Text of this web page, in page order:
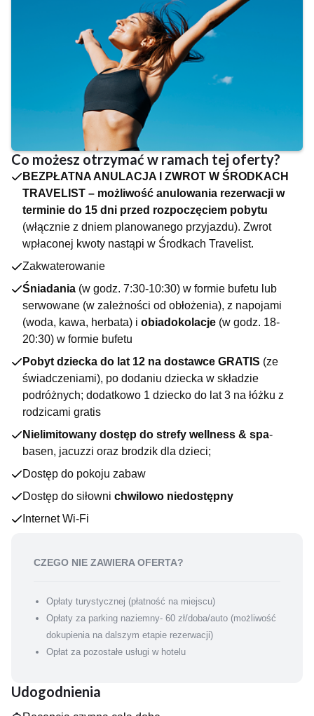
- piłkarzyki oraz zestaw do badmintona
- symulator lotów
DLA NAJMŁODSZYCH
- brodzik
JEDZENIE I PICIE
Hotelowa restauracja to miejsce, które łączy pasję do
gotowania z elegancją i nowoczesnym designem. Oferuje
szeroki wybór dań przygotowanych ze świeżych, lokalnych
składników, które zachwycają smakiem i jakością. Menu
dostosowane jest do potrzeb gości, obejmując dania kuchni
mazurskiej, polskiej oraz międzynarodowej. Dodatkowo bar
oferuje bogaty wybór drinków, koktajli i napojów
bezalkoholowych.
Co możesz otrzymać w ramach tej oferty?
BEZPŁATNA ANULACJA I ZWROT W ŚRODKACH
TRAVELIST – możliwość anulowania rezerwacji w
terminie do 15 dni przed rozpoczęciem pobytu
(włącznie z dniem planowanego przyjazdu). Zwrot
wpłaconej kwoty nastąpi w Środkach Travelist.
Zakwaterowanie
Śniadania (w godz. 7:30-10:30) w formie bufetu lub
serwowane (w zależności od obłożenia), z napojami
(woda, kawa, herbata) i obiadokolacje (w godz. 18-
20:30) w formie bufetu
Pobyt dziecka do lat 12 na dostawce GRATIS (ze
świadczeniami), po dodaniu dziecka w składzie
podróżnych; dodatkowo 1 dziecko do lat 3 na łóżku z
rodzicami gratis
Nielimitowany dostęp do strefy wellness & spa-
basen, jacuzzi oraz brodzik dla dzieci;
Dostęp do pokoju zabaw
Dostęp do siłowni chwilowo niedostępny
Internet Wi-Fi
CZEGO NIE ZAWIERA OFERTA?
Opłaty turystycznej (płatność na miejscu)
Opłaty za parking naziemny- 60 zł/doba/auto (możliwość
dokupienia na dalszym etapie rezerwacji)
Opłat za pozostałe usługi w hotelu
Udogodnienia